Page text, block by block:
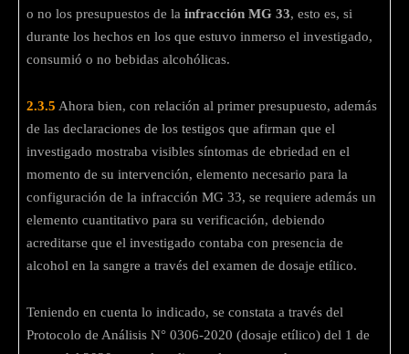
o no los presupuestos de la infracción MG 33, esto es, si
durante los hechos en los que estuvo inmerso el investigado,
consumió o no bebidas alcohólicas.
2.3.5 Ahora bien, con relación al primer presupuesto, además
de las declaraciones de los testigos que afirman que el
investigado mostraba visibles síntomas de ebriedad en el
momento de su intervención, elemento necesario para la
configuración de la infracción MG 33, se requiere además un
elemento cuantitativo para su verificación, debiendo
acreditarse que el investigado contaba con presencia de
alcohol en la sangre a través del examen de dosaje etílico.
Teniendo en cuenta lo indicado, se constata a través del
Protocolo de Análisis N° 0306-2020 (dosaje etílico) del 1 de